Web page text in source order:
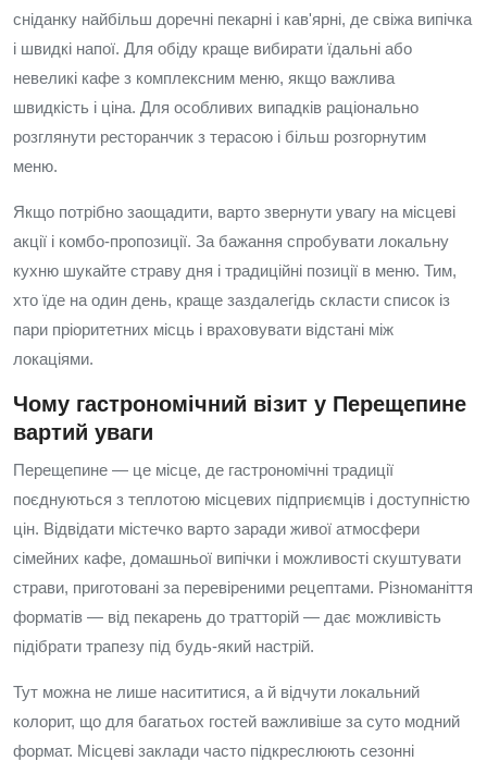
сніданку найбільш доречні пекарні і кав'ярні, де свіжа випічка
і швидкі напої. Для обіду краще вибирати їдальні або
невеликі кафе з комплексним меню, якщо важлива
швидкість і ціна. Для особливих випадків раціонально
розглянути ресторанчик з терасою і більш розгорнутим
меню.
Якщо потрібно заощадити, варто звернути увагу на місцеві
акції і комбо-пропозиції. За бажання спробувати локальну
кухню шукайте страву дня і традиційні позиції в меню. Тим,
хто їде на один день, краще заздалегідь скласти список із
пари пріоритетних місць і враховувати відстані між
локаціями.
Чому гастрономічний візит у Перещепине
вартий уваги
Перещепине — це місце, де гастрономічні традиції
поєднуються з теплотою місцевих підприємців і доступністю
цін. Відвідати містечко варто заради живої атмосфери
сімейних кафе, домашньої випічки і можливості скуштувати
страви, приготовані за перевіреними рецептами. Різноманіття
форматів — від пекарень до тратторій — дає можливість
підібрати трапезу під будь-який настрій.
Тут можна не лише насититися, а й відчути локальний
колорит, що для багатьох гостей важливіше за суто модний
формат. Місцеві заклади часто підкреслюють сезонні